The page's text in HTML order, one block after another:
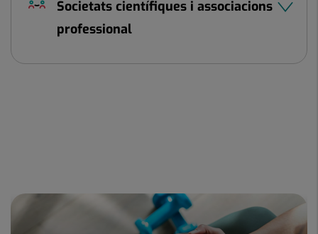
Societats científiques i associacions
professional